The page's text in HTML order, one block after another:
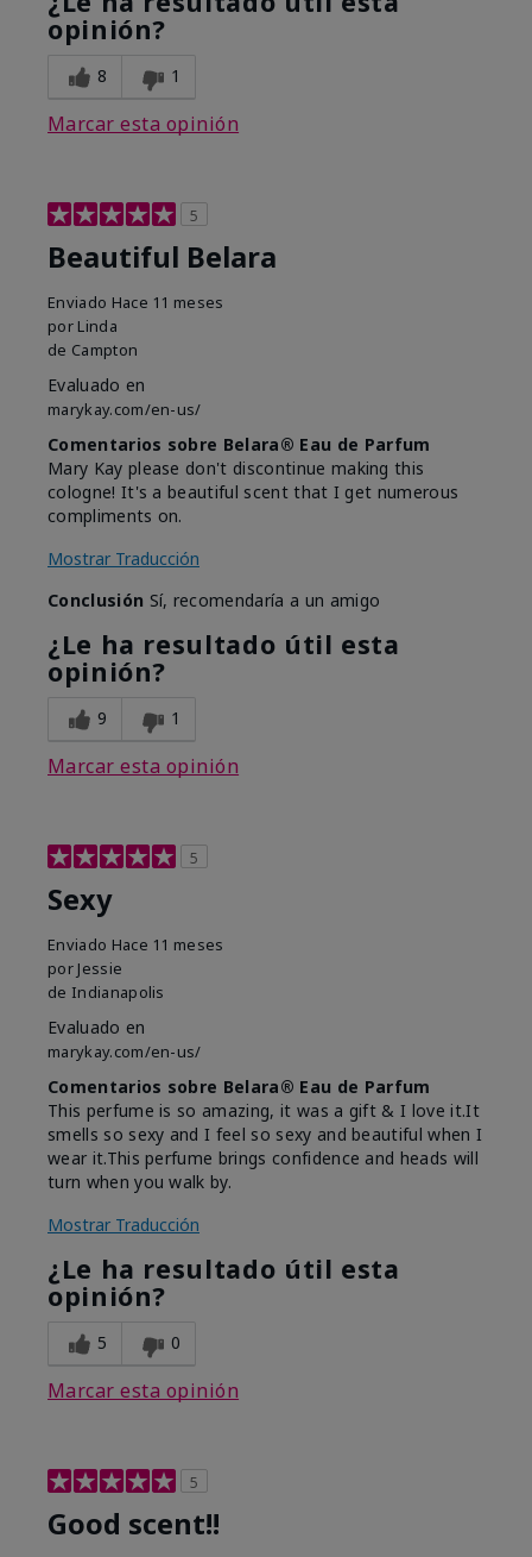
opinión?
8 1
Marcar esta opinión
5
Beautiful Belara
Enviado Hace 11 meses
por Linda
de Campton
Evaluado en
marykay.com/en-us/
Comentarios sobre Belara® Eau de Parfum
Mary Kay please don't discontinue making this
cologne! It's a beautiful scent that I get numerous
compliments on.
Mostrar Traducción
Conclusión Sí, recomendaría a un amigo
¿Le ha resultado útil esta
opinión?
9 1
Marcar esta opinión
5
Sexy
Enviado Hace 11 meses
por Jessie
de Indianapolis
Evaluado en
marykay.com/en-us/
Comentarios sobre Belara® Eau de Parfum
This perfume is so amazing, it was a gift & I love it.It
smells so sexy and I feel so sexy and beautiful when I
wear it.This perfume brings confidence and heads will
turn when you walk by.
Mostrar Traducción
¿Le ha resultado útil esta
opinión?
5 0
Marcar esta opinión
5
Good scent!!